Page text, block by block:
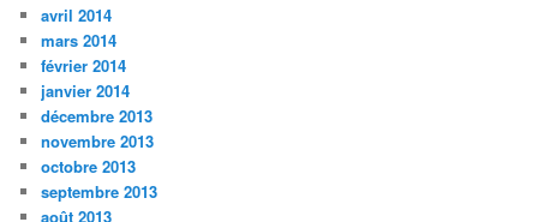
avril 2014
mars 2014
février 2014
janvier 2014
décembre 2013
novembre 2013
octobre 2013
septembre 2013
août 2013